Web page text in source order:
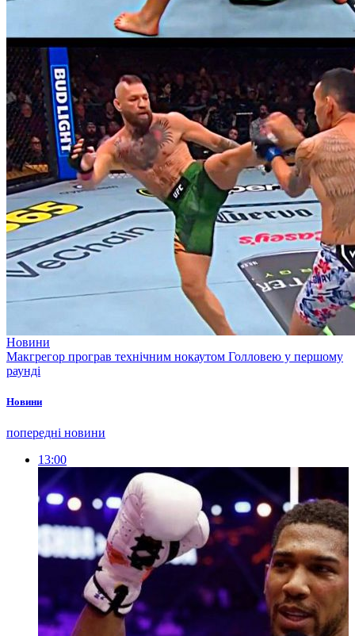
Новини
Макгрегор програв технічним нокаутом Голловею у першому
раунді
Новини
попередні новини
13:00